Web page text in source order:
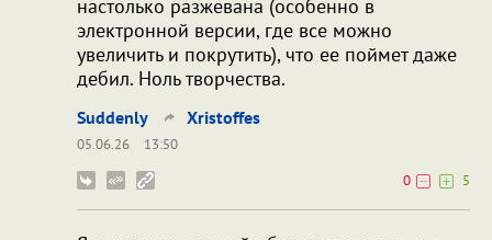
настолько разжевана (особенно в
электронной версии, где все можно
увеличить и покрутить), что ее поймет даже
дебил. Ноль творчества.
Suddenly Xristoffes
05.06.26
13:50
0
5